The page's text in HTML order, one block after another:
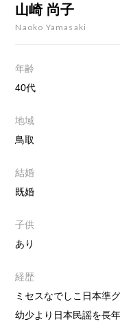
山崎 尚子
Naoko Yamasaki
年齢
40代
地域
鳥取
結婚
既婚
子供
あり
経歴
ミセスなでしこ日本準
幼少より日本民謡を長